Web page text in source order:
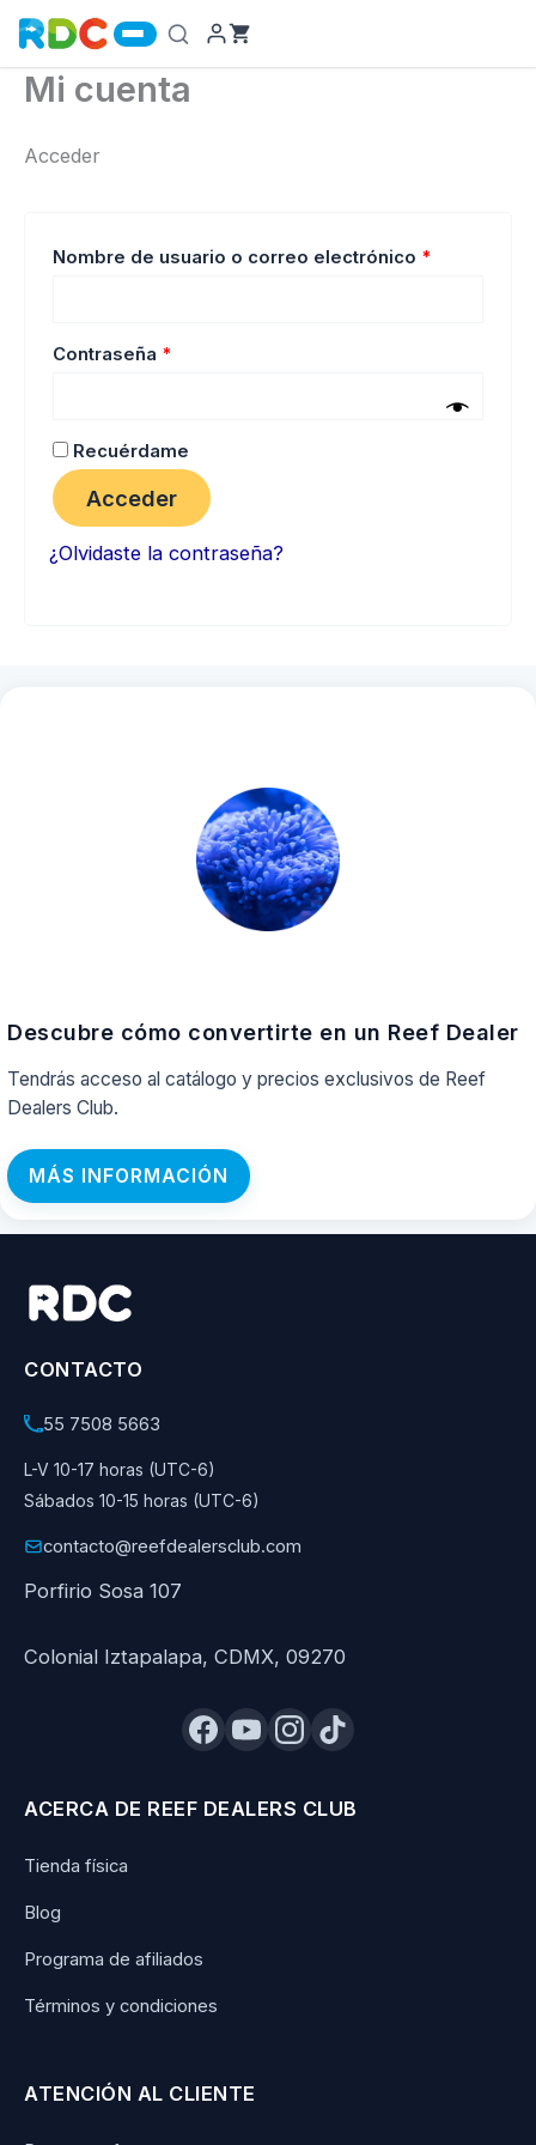
contenido
Mi cuenta
Acceder
Nombre de usuario o correo electrónico *
Contraseña *
Recuérdame
Acceder
¿Olvidaste la contraseña?
Descubre cómo convertirte en un Reef Dealer
Tendrás acceso al catálogo y precios exclusivos de Reef
Dealers Club.
MÁS INFORMACIÓN
CONTACTO
55 7508 5663
L-V 10-17 horas (UTC-6)
Sábados 10-15 horas (UTC-6)
contacto@reefdealersclub.com
Porfirio Sosa 107
Colonial Iztapalapa, CDMX, 09270
ACERCA DE REEF DEALERS CLUB
Tienda física
Blog
Programa de afiliados
Términos y condiciones
ATENCIÓN AL CLIENTE